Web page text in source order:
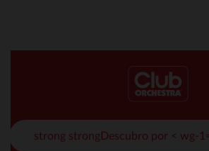
strong strongDescubro por < wg-